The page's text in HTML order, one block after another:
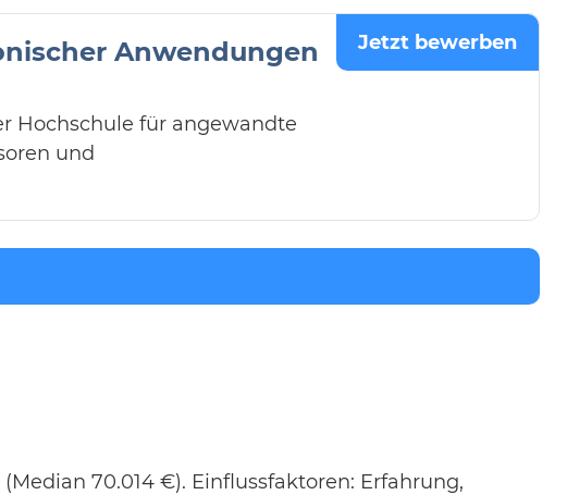
Anwendungen
Hochschule für angewandte
und
Jetzt bewerben
70.014 €). Einflussfaktoren: Erfahrung,